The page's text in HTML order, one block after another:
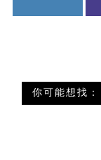
你可能想找：